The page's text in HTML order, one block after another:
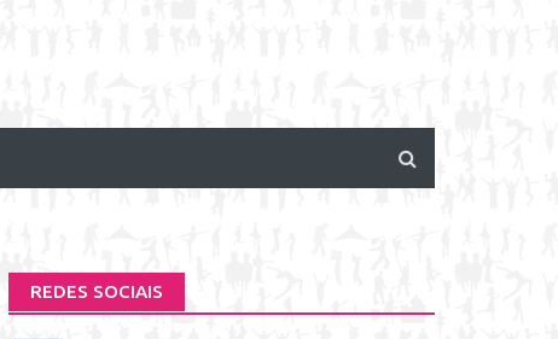
REDES SOCIAIS